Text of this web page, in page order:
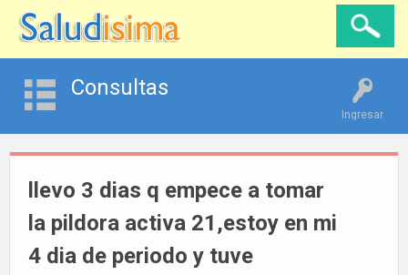
Ingresar
Consultas
llevo 3 dias q empece a tomar
la pildora activa 21,estoy en mi
4 dia de periodo y tuve